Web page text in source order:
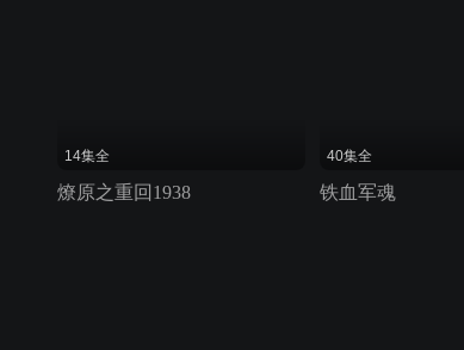
14集全
燎原之重回1938
40集全
铁血军魂